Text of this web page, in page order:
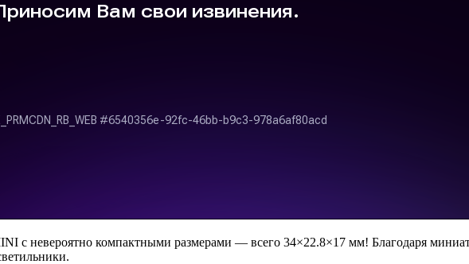
с невероятно компактными размерами — всего 34×22.8×17 мм! Благодаря